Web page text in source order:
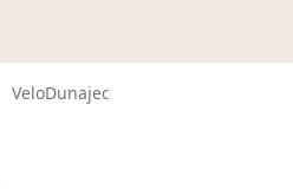
VeloDunajec